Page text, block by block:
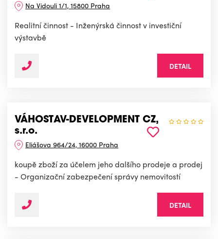
Na Vidouli 1/1, 15800 Praha
Realitní činnost - Inženýrská činnost v investiční
výstavbě
DETAIL
VÁHOSTAV-DEVELOPMENT CZ,
s.r.o.
Eliášova 964/24, 16000 Praha
koupě zboží za účelem jeho dalšího prodeje a prodej
- Organizační zabezpečení správy nemovitostí
DETAIL